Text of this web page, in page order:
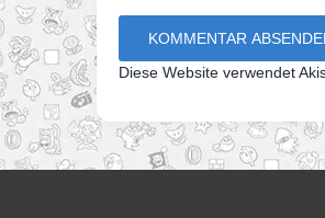
Diese Website verwendet